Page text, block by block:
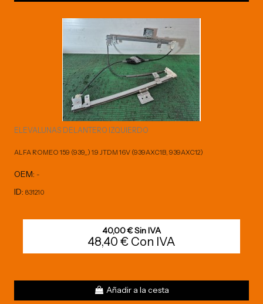
ELEVALUNAS DELANTERO IZQUIERDO
ALFA ROMEO 159 (939_) 1.9 JTDM 16V (939AXC1B, 939AXC12)
OEM: -
ID: 831210
40,00 € Sin IVA
48,40 € Con IVA
Añadir a la cesta